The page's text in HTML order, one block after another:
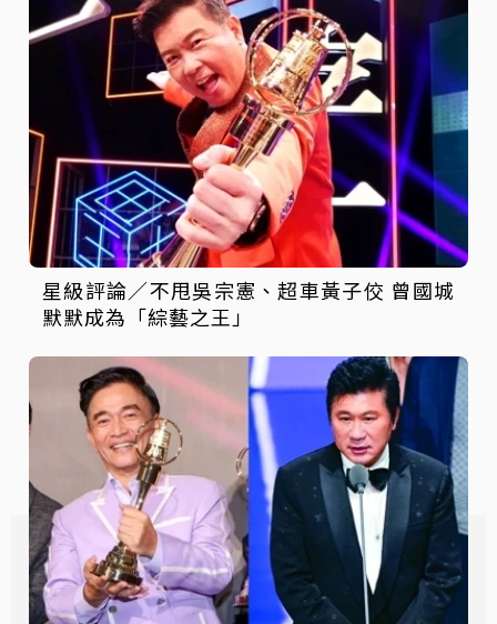
星級評論／不甩吳宗憲、超車黃子佼 曾國城
默默成為「綜藝之王」